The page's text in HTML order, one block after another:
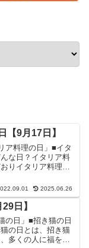
【9月17日】
ア料理の日」■イタ
な日？イタリア料
りイタリア料理の
、調理技術・知識
2025.06.26
日】
の日」■招き猫の日
の日とは、招き猫
多くの人に福を招